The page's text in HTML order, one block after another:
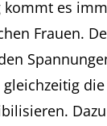
es
Frauen.